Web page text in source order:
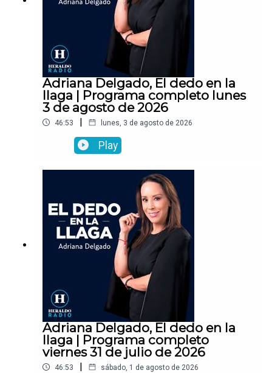
Adriana Delgado, El dedo en la
llaga | Programa completo lunes
3 de agosto de 2026
46:53 | lunes, 3 de agosto de 2026
Play
Adriana Delgado, El dedo en la
llaga | Programa completo
viernes 31 de julio de 2026
46:53 | sábado, 1 de agosto de 2026